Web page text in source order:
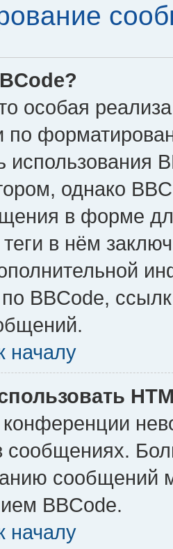
особая
по
использования
однако
в форме
в нём
по BBCode,
началу
сообщениях.
сообщений
BBCode.
началу